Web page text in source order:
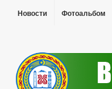
Новости Фотоальбом